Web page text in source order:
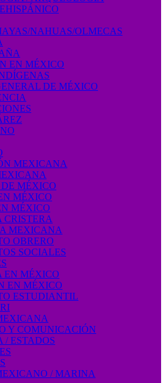
NAHUAS/OLMECAS
EN MÉXICO
DE MÉXICO
MEXICANA
MÉXICO
MÉXICO
MÉXICO
CRISTERA
MEXICANA
OBRERO
SOCIALES
EN MÉXICO
EN MÉXICO
ESTUDIANTIL
Y COMUNICACIÓN
/ ESTADOS
/ MARINA